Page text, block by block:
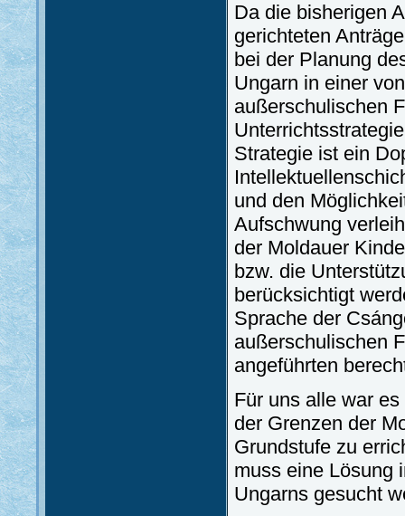
Da die bisherigen
gerichteten
bei der Planung
Ungarn in einer
außerschulischen
Strategie ist ein
und den
Aufschwung
der Moldauer
bzw. die
berücksichtigt
Sprache der
außerschulischen
angeführten
Für uns alle war
der Grenzen der
Grundstufe zu
muss eine Lösung
Ungarns gesucht